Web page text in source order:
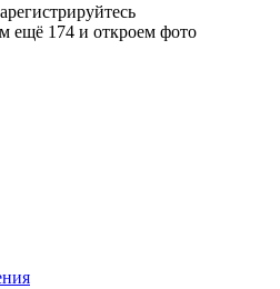
ещё 174 и откроем фото